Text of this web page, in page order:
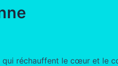
qui réchauffent le cœur et le